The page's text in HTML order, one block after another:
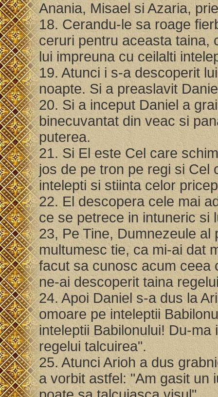
Anania, Misael si Azaria,
18. Cerandu-le sa roage
ceruri pentru aceasta taina,
lui impreuna cu ceilalti
19. Atunci i s-a descoperit
noapte. Si a preaslavit
20. Si a inceput Daniel a
binecuvantat din veac si
puterea.
21. Si El este Cel care
jos de pe tron pe regi si Cel
intelepti si stiinta celor
22. El descopera cele mai
ce se petrece in intuneric si
23, Pe Tine, Dumnezeule
multumesc tie, ca mi-ai dat
facut sa cunosc acum ceea
ne-ai descoperit taina
24. Apoi Daniel s-a dus la
omoare pe inteleptii
inteleptii Babilonului! Du-
regelui talcuirea".
25. Atunci Arioh a dus
a vorbit astfel: "Am gasit un